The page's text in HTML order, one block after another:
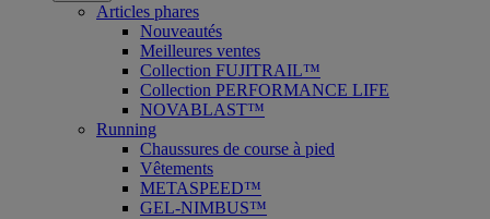
Articles phares
Nouveautés
Meilleures ventes
Collection FUJITRAIL™
Collection PERFORMANCE LIFE
NOVABLAST™
Running
Chaussures de course à pied
Vêtements
METASPEED™
GEL-NIMBUS™